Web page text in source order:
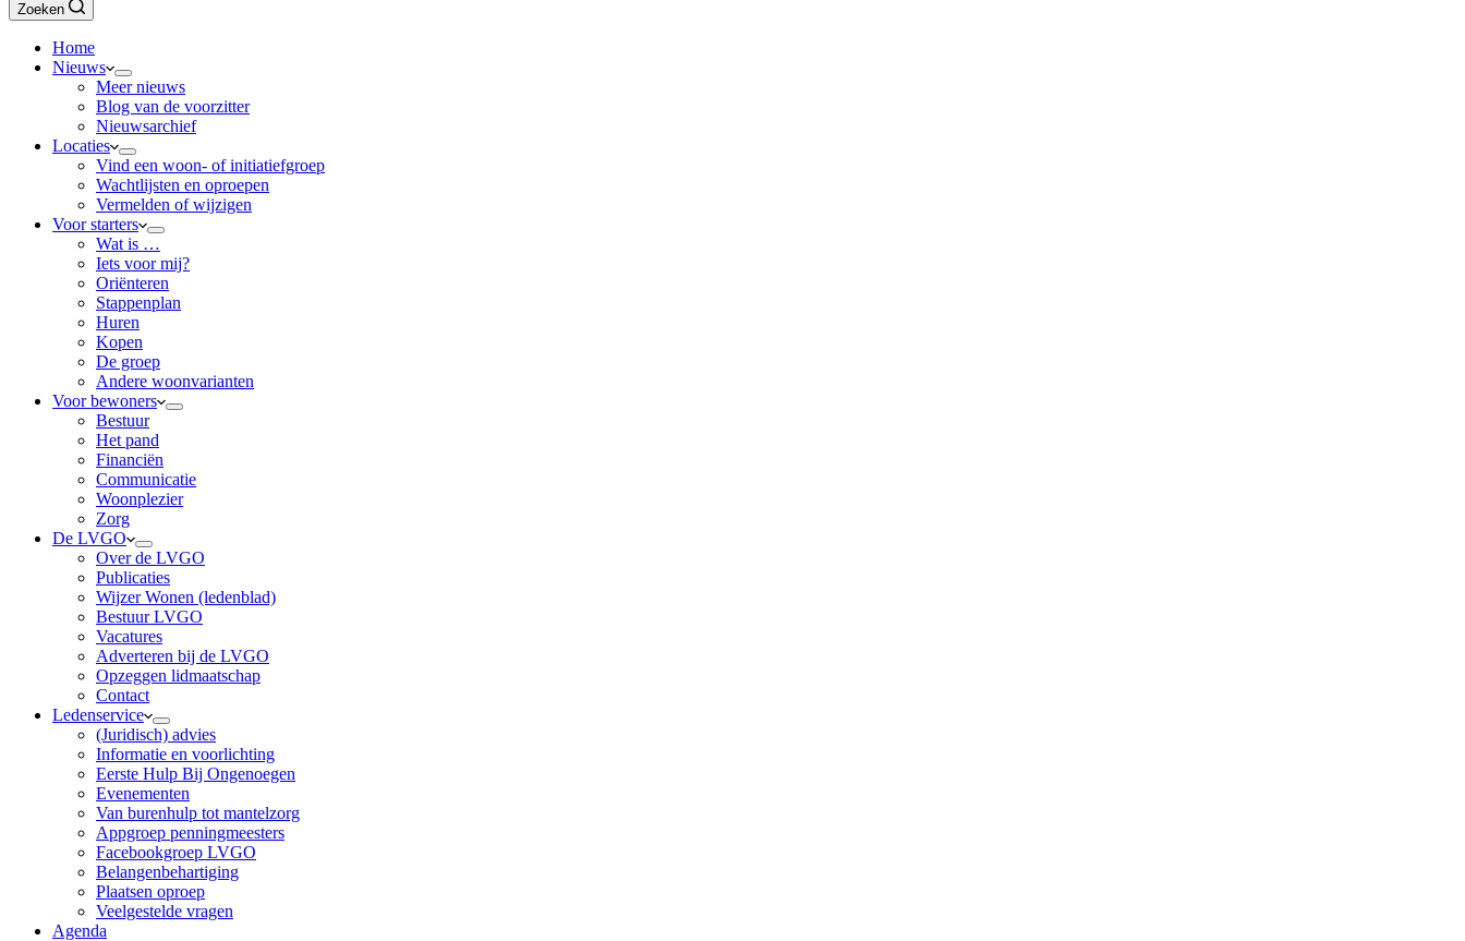
Zoeken
Home
Nieuws
Meer nieuws
Blog van de voorzitter
Nieuwsarchief
Locaties
Vind een woon- of initiatiefgroep
Wachtlijsten en oproepen
Vermelden of wijzigen
Voor starters
Wat is …
Iets voor mij?
Oriënteren
Stappenplan
Huren
Kopen
De groep
Andere woonvarianten
Voor bewoners
Bestuur
Het pand
Financiën
Communicatie
Woonplezier
Zorg
De LVGO
Over de LVGO
Publicaties
Wijzer Wonen (ledenblad)
Bestuur LVGO
Vacatures
Adverteren bij de LVGO
Opzeggen lidmaatschap
Contact
Ledenservice
(Juridisch) advies
Informatie en voorlichting
Eerste Hulp Bij Ongenoegen
Evenementen
Van burenhulp tot mantelzorg
Appgroep penningmeesters
Facebookgroep LVGO
Belangenbehartiging
Plaatsen oproep
Veelgestelde vragen
Agenda